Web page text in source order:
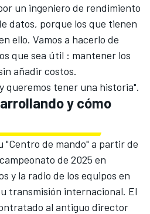
un ingeniero de rendimiento
datos, porque los que tienen
ello. Vamos a hacerlo de
que sea útil : mantener los
añadir costos.
queremos tener una historia".
y cómo
"Centro de mando" a partir de
de 2025 en
y la radio de los equipos en
transmisión internacional. El
al antiguo director